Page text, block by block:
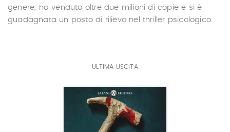
genere, ha venduto oltre due milioni di copie e si è
guadagnata un posto di rilievo nel thriller psicologico.
ULTIMA USCITA